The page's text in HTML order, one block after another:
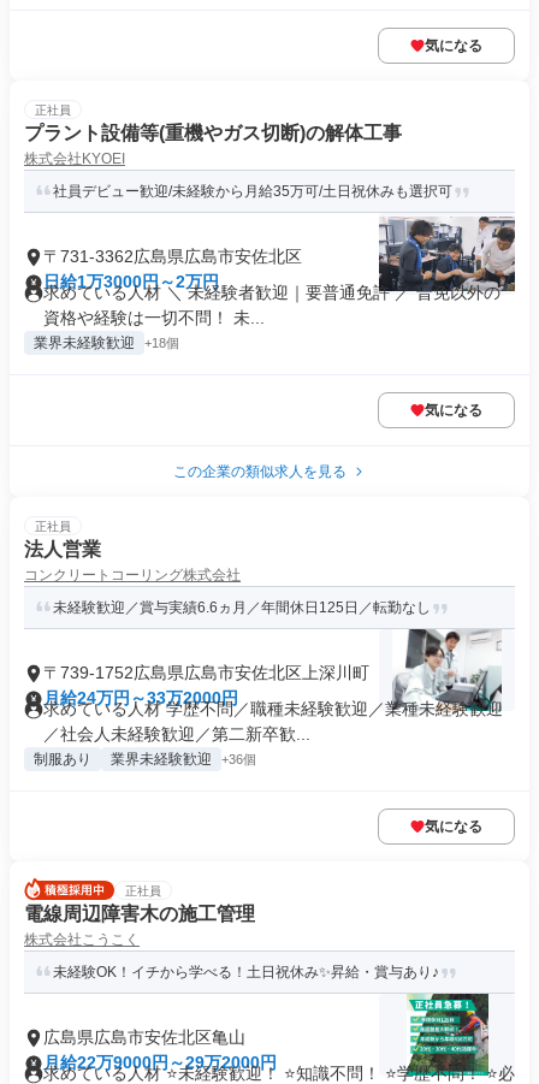
気になる
正社員
プラント設備等(重機やガス切断)の解体工事
株式会社KYOEI
社員デビュー歓迎/未経験から月給35万可/土日祝休みも選択可
〒731-3362広島県広島市安佐北区
日給1万3000円～2万円
求めている人材 ＼ 未経験者歓迎｜要普通免許 ／ 普免以外の
資格や経験は一切不問！ 未...
業界未経験歓迎 +18個
気になる
この企業の類似求人を見る
正社員
法人営業
コンクリートコーリング株式会社
未経験歓迎／賞与実績6.6ヵ月／年間休日125日／転勤なし
〒739-1752広島県広島市安佐北区上深川町
月給24万円～33万2000円
求めている人材 学歴不問／職種未経験歓迎／業種未経験歓迎
／社会人未経験歓迎／第二新卒歓...
制服あり 業界未経験歓迎 +36個
気になる
正社員
電線周辺障害木の施工管理
株式会社こうこく
未経験OK！イチから学べる！土日祝休み✨昇給・賞与あり♪
広島県広島市安佐北区亀山
月給22万9000円～29万2000円
求めている人材 ⭐未経験歓迎！ ⭐知識不問！ ⭐学歴不問！ ⭐必